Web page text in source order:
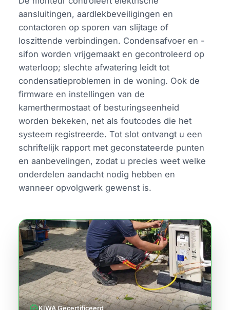
aansluitingen, aardlekbeveiligingen en
contactoren op sporen van slijtage of
loszittende verbindingen. Condensafvoer en -
sifon worden vrijgemaakt en gecontroleerd op
waterloop; slechte afwatering leidt tot
condensatieproblemen in de woning. Ook de
firmware en instellingen van de
kamerthermostaat of besturingseenheid
worden bekeken, net als foutcodes die het
systeem registreerde. Tot slot ontvangt u een
schriftelijk rapport met geconstateerde punten
en aanbevelingen, zodat u precies weet welke
onderdelen aandacht nodig hebben en
wanneer opvolgwerk gewenst is.
KIWA Gecertificeerd